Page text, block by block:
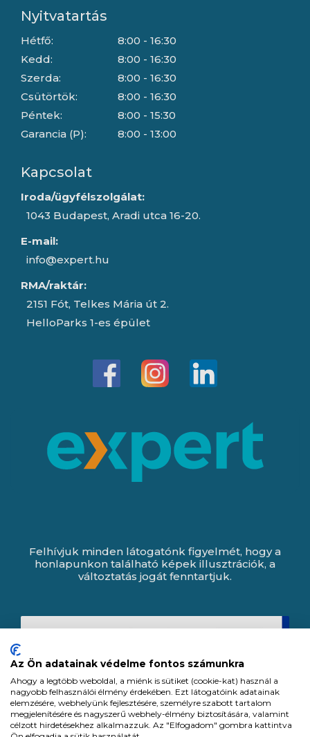
Nyitvatartás
Hétfő:
Kedd:
Szerda:
Csütörtök:
Péntek:
Garancia (P):
8:00 - 16:30
8:00 - 16:30
8:00 - 16:30
8:00 - 16:30
8:00 - 15:30
8:00 - 13:00
Kapcsolat
Iroda/ügyfélszolgálat:
1043 Budapest, Aradi utca 16-20.
E-mail:
info@expert.hu
RMA/raktár:
2151 Fót, Telkes Mária út 2.
HelloParks 1-es épület
Felhívjuk minden látogatónk figyelmét, hogy a
honlapunkon található képek illusztrációk, a
változtatás jogát fenntartjuk.
Az Ön adatainak védelme fontos számunkra
Ahogy a legtöbb weboldal, a miénk is sütiket (cookie-kat) használ a
nagyobb felhasználói élmény érdekében. Ezt látogatóink adatainak
elemzésére, webhelyünk fejlesztésére, személyre szabott tartalom
megjelenítésére és nagyszerű webhely-élmény biztosítására, valamint
célzott hirdetésekhez alkalmazzuk. Az "Elfogadom" gombra kattintva